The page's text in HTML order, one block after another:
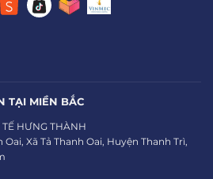
TẠI MIỀN BẮC
HƯNG THÀNH
Xã Tả Thanh Oai, Huyện Thanh Trì,